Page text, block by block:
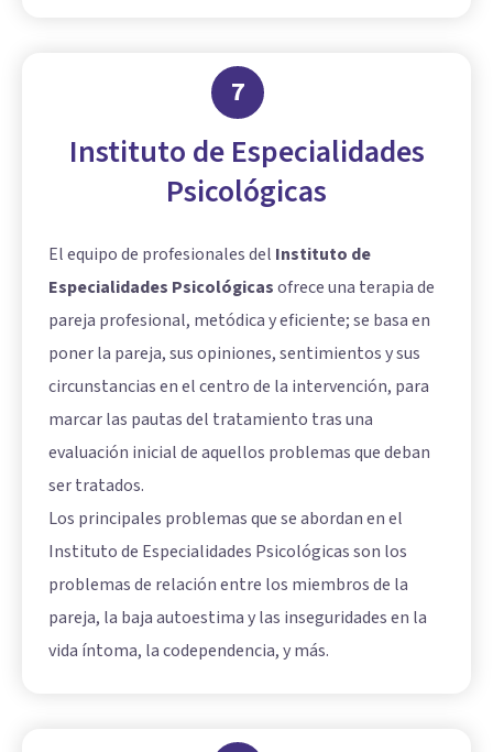
7
Instituto de Especialidades
Psicológicas
El equipo de profesionales del Instituto de
Especialidades Psicológicasofrece una terapia de
pareja profesional, metódica y eficiente; se basa en
poner la pareja, sus opiniones, sentimientos y sus
circunstancias en el centro de la intervención, para
marcar las pautas del tratamiento tras una
evaluación inicial de aquellos problemas que deban
ser tratados.
Los principales problemas que se abordan en el
Instituto de Especialidades Psicológicas son los
problemas de relación entre los miembros de la
pareja, la baja autoestima y las inseguridades en la
vida íntoma, la codependencia, y más.